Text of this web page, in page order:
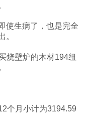
使生病了，也是完全
。
烧壁炉的木材194纽
个月小计为3194.59